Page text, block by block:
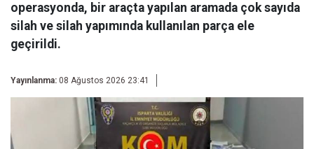
operasyonda, bir araçta yapılan aramada çok sayıda
silah ve silah yapımında kullanılan parça ele
geçirildi.
Yayınlanma: 08 Ağustos 2026 23:41